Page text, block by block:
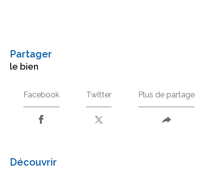
partager
le bien
Facebook Twitter Plus de partage
découvrir